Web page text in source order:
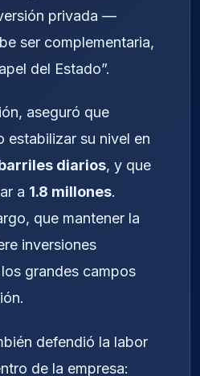
privada —
ser complementaria,
del Estado”.
aseguró que
estabilizar su nivel en
diarios, y que
a 1.8 millones.
que mantener la
inversiones
grandes campos
defendió la labor
de la empresa: